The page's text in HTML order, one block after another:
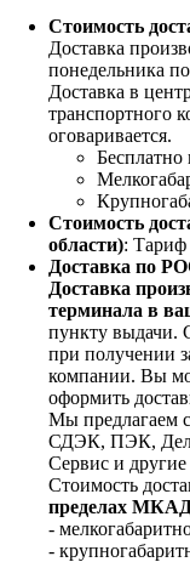
Стоимость
Доставка
понедельника
Доставка в
транспортного
оговаривается.
Бесплатно
Стоимость
области): Тариф
Доставка по
Доставка
терминала в
пункту выдачи.
при получении
компании. Вы
оформить
Мы предлагаем
СДЭК, ПЭК,
Сервис и
Стоимость
пределах
-
-